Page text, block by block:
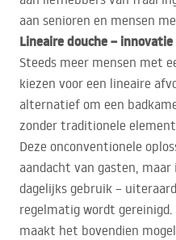
aan senioren en mensen
Lineaire douche –
Steeds meer mensen met
kiezen voor een lineaire
alternatief om een
zonder traditionele
Deze onconventionele
aandacht van gasten,
dagelijks gebruik –
regelmatig wordt
maakt het bovendien